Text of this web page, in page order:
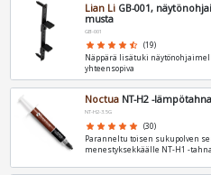
Lian Li GB-001,
musta
GB-001
star star star star star_half (19)
Näppärä lisätuki
yhteensopiva
Noctua NT-H2 -
NT-H2-3.5G
star star star star star (30)
Paranneltu toisen sukupolven
menestyksekkäälle NT-H1 -